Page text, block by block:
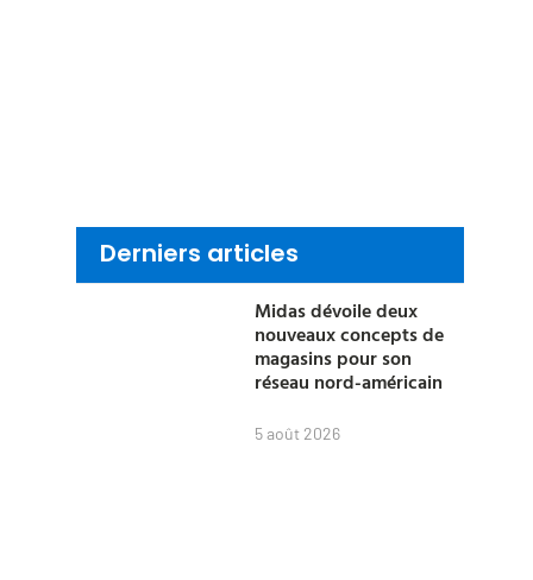
Derniers articles
Midas dévoile deux
nouveaux concepts de
magasins pour son
réseau nord-américain
5 août 2026